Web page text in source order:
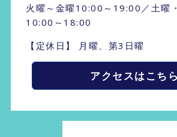
火曜～金曜10:00～19:00／土曜
10:00～18:00
【定休日】 月曜、第3日曜
アクセスはこちら